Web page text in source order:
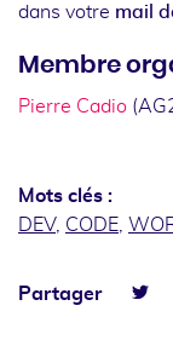
dans votre mail
Membre
Pierre Cadio
Mots clés :
DEV, CODE
Partager